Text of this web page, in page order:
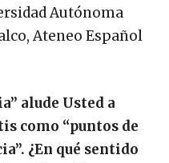
Autónoma
Ateneo Español
alude Usted a
como “puntos de
¿En qué sentido